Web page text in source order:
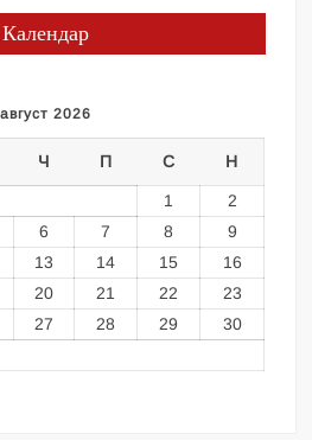
Календар
август 2026
Ч П С Н
1
2
6 7 8
9
13 14 15
16
20 21 22
23
27 28 29
30